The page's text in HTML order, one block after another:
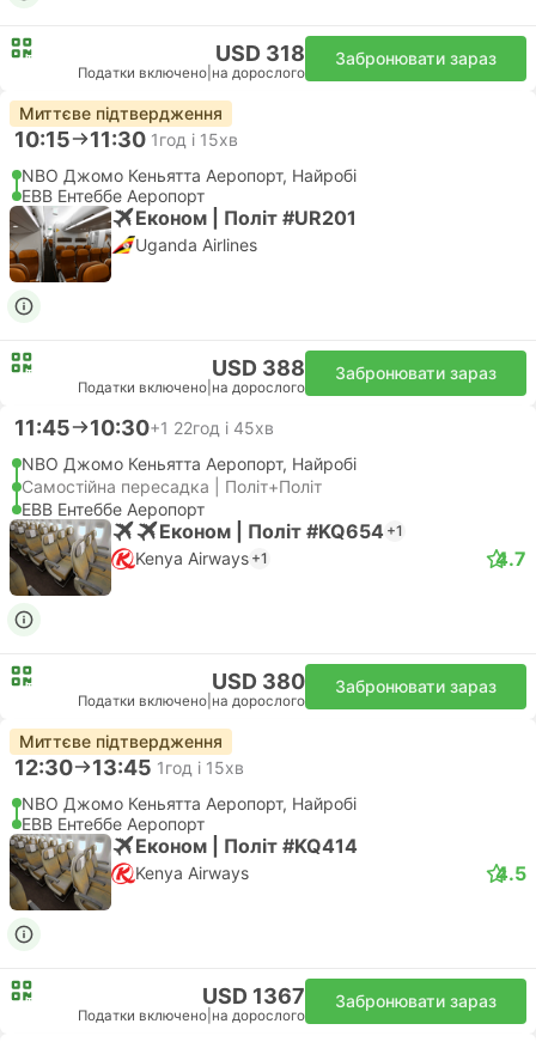
USD 318
Податки включено на дорослого
Забронювати зараз
Миттєве підтвердження
10:15 11:30 1год і 15хв
NBO Джомо Кеньятта Аеропорт, Найробі
EBB Ентеббе Аеропорт
Економ | Політ #UR201
Uganda Airlines
USD 388
Податки включено на дорослого
Забронювати зараз
11:45 10:30+1 22год і 45хв
NBO Джомо Кеньятта Аеропорт, Найробі
Самостійна пересадка | Політ+Політ
EBB Ентеббе Аеропорт
Економ | Політ #KQ654 +1
Kenya Airways +1 4.7
USD 380
Податки включено на дорослого
Забронювати зараз
Миттєве підтвердження
12:30 13:45 1год і 15хв
NBO Джомо Кеньятта Аеропорт, Найробі
EBB Ентеббе Аеропорт
Економ | Політ #KQ414
Kenya Airways 4.5
USD 1367
Податки включено на дорослого
Забронювати зараз